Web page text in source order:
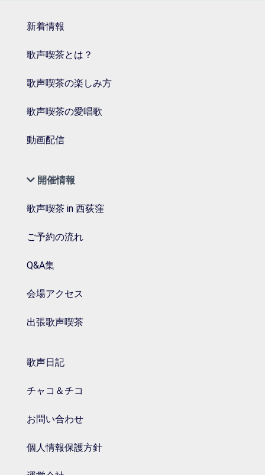
新着情報
歌声喫茶とは？
歌声喫茶の楽しみ方
歌声喫茶の愛唱歌
動画配信
開催情報
歌声喫茶 in 西荻窪
ご予約の流れ
Q&A集
会場アクセス
出張歌声喫茶
歌声日記
チャコ＆チコ
お問い合わせ
個人情報保護方針